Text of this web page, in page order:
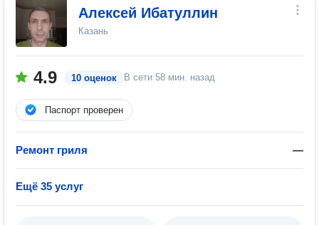
Алексей Ибатуллин
Казань
4.9 10 оценок В сети 58 мин. назад
Паспорт проверен
Ремонт гриля —
Ещё 35 услуг